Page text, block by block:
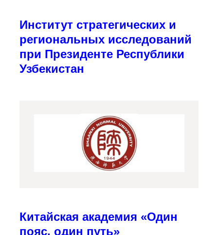
Институт стратегических и
региональных исследований
при Президенте Республики
Узбекистан
Китайская академия «Один
пояс, один путь»